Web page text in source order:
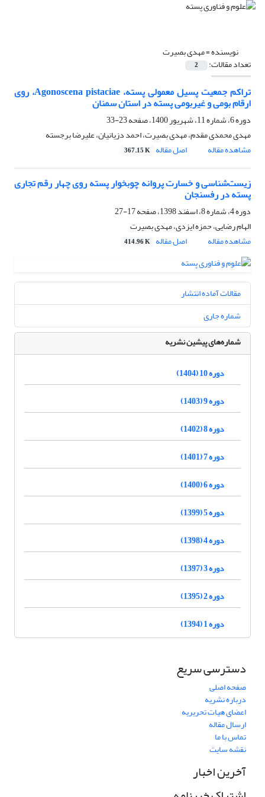
نویسنده =مهدی بصیرت
تعداد مقالات: 2
تراکم جمعیت پسیل معمولی پسته، Agonoscena pistaciae، روی
ارقام بومی و غیربومی پسته در استان سمنان
دوره 6، شماره 11، شهریور 1400، صفحه
23-33
مهدی محمدی مقدم، مهدی بصیرت، احمد دزیانیان، علیرضا برجسته
مشاهده مقاله
اصل مقاله 367.15 K
زیست‌شناسی و خسارت پروانه چوبخوار پسته روی چهار رقم تجاری
پسته در رفسنجان
دوره 4، شماره 8، اسفند 1398، صفحه
17-27
الهام رضایی، حمزه ایزدی، مهدی بصیرت
مشاهده مقاله
اصل مقاله 414.96 K
مقالات آماده انتشار
شماره جاری
شماره‌های پیشین نشریه
دوره 10 (1404)
دوره 9 (1403)
دوره 8 (1402)
دوره 7 (1401)
دوره 6 (1400)
دوره 5 (1399)
دوره 4 (1398)
دوره 3 (1397)
دوره 2 (1395)
دوره 1 (1394)
دسترسی سریع
صفحه اصلی
درباره نشریه
اعضای هیات تحریریه
ارسال مقاله
تماس با ما
نقشه سایت
آخرین اخبار